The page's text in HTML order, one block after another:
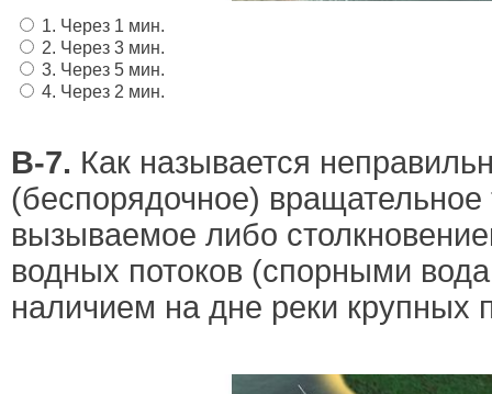
1. Через 1 мин.
2. Через 3 мин.
3. Через 5 мин.
4. Через 2 мин.
В-7. Как называется
(беспорядочное) вращательное
вызываемое либо
водных потоков (спорными
наличием на дне реки крупных